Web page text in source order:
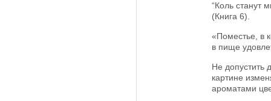
“Коль станут
(Книга 6).
«Поместье, в
в пище
Не допустить
картине
ароматами